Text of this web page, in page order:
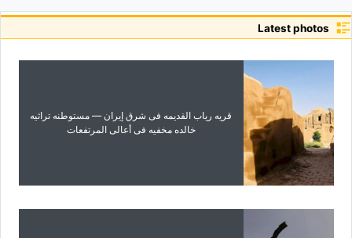
Latest photos
قریه ریاب القدیمه فی شرق إیران — مستوطنه تراثیه
خالده مخفیه فی أعالی المرتفعات